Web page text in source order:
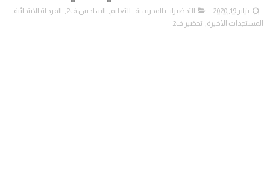
يناير 19, 2020 التحضيرات المدرسية, التعليم, السادس ف2 , المرحلة الابتدائية,
المستجدات الأخيرة, تحضير ف2